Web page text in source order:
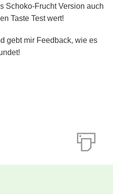
Schoko-Frucht Version auch
Taste Test wert!
gebt mir Feedback, wie es